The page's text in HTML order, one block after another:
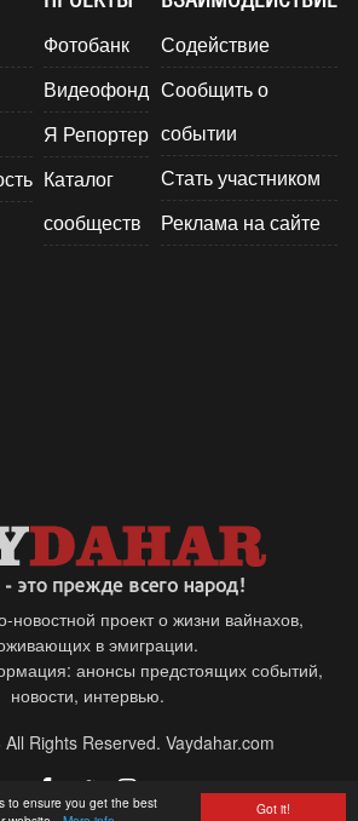
Got it!
to ensure you get the best
Фотобанк
Видеофонд
Я Репортер
Каталог
сообществ
Содействие
Сообщить о
событии
Стать участником
Реклама на сайте
проект о жизни вайнахов,
в эмиграции.
анонсы предстоящих событий,
новости, интервью.
Rights Reserved. Vaydahar.com